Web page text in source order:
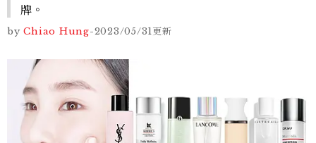
牌。
by Chiao Hung-2023/05/31更新